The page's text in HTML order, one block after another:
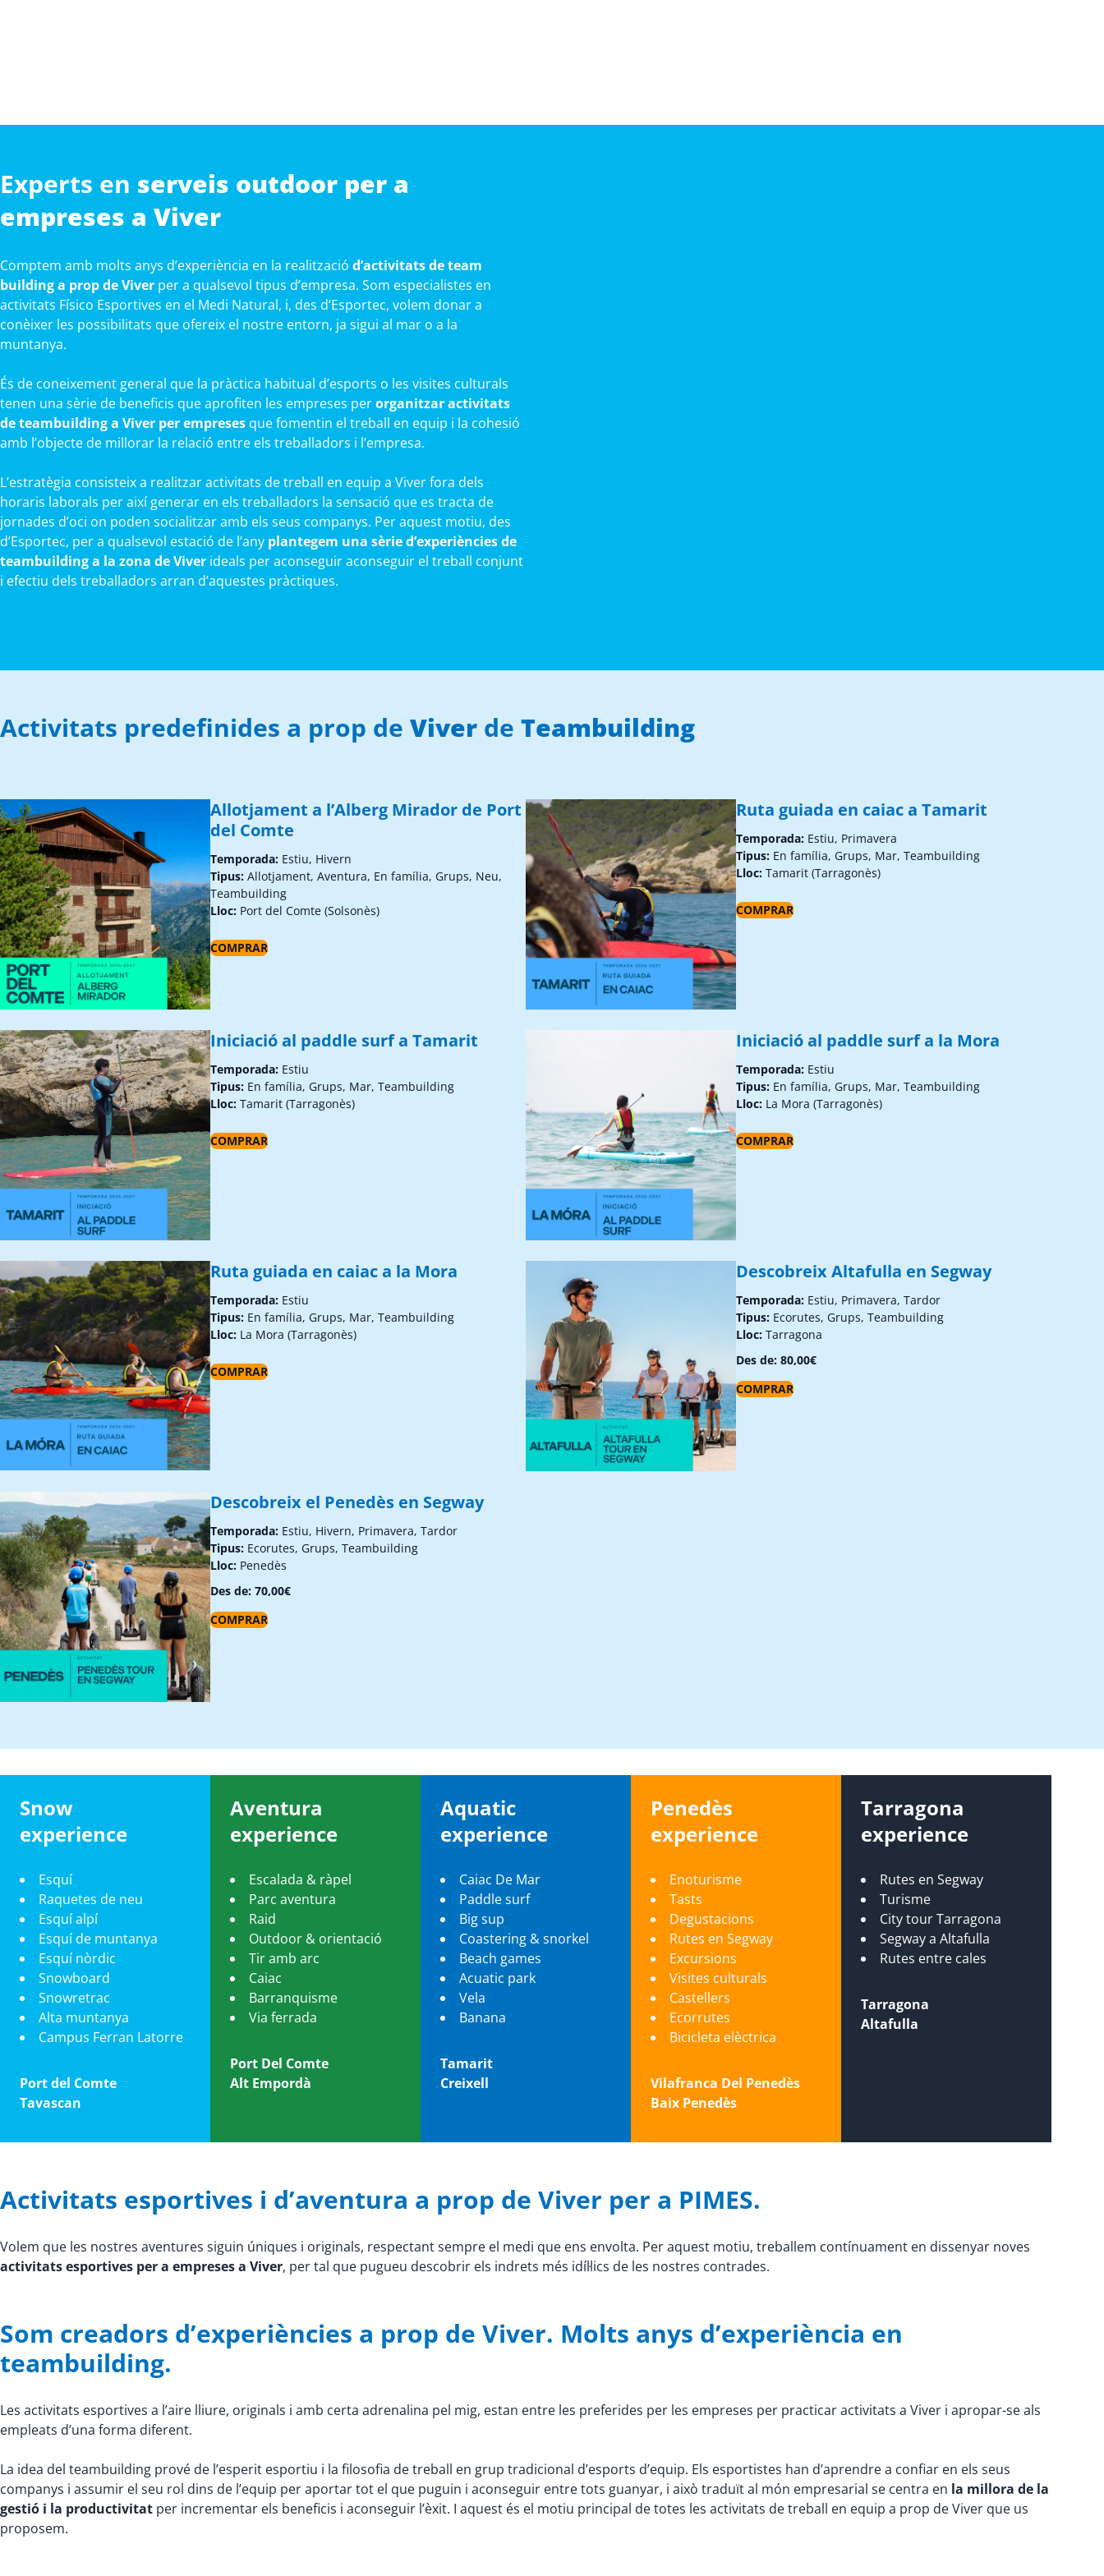
Experts en serveis outdoor per a
empreses a Viver
Comptem amb molts anys d’experiència en la realització d’activitats de team
building a prop de Viver per a qualsevol tipus d’empresa. Som especialistes en
activitats Físico Esportives en el Medi Natural, i, des d’Esportec, volem donar a
conèixer les possibilitats que ofereix el nostre entorn, ja sigui al mar o a la
muntanya.
És de coneixement general que la pràctica habitual d’esports o les visites culturals
tenen una sèrie de beneficis que aprofiten les empreses perorganitzar activitats
de teambuilding a Viver per empreses que fomentin el treball en equip i la cohesió
amb l’objecte de millorar la relació entre els treballadors i l’empresa.
L’estratègia consisteix a realitzar activitats de treball en equip a Viver fora dels
horaris laborals per així generar en els treballadors la sensació que es tracta de
jornades d’oci on poden socialitzar amb els seus companys. Per aquest motiu, des
d’Esportec, per a qualsevol estació de l’any plantegem una sèrie d’experiències de
teambuilding a la zona de Viver ideals per aconseguir aconseguir el treball conjunt
i efectiu dels treballadors arran d’aquestes pràctiques.
Activitats predefinides a prop de Viver de Teambuilding
Allotjament a l’Alberg Mirador de Port
del Comte
Temporada: Estiu, Hivern
Tipus: Allotjament, Aventura, En família, Grups, Neu,
Teambuilding
Lloc: Port del Comte (Solsonès)
COMPRAR
Ruta guiada en caiac a Tamarit
Temporada: Estiu, Primavera
Tipus: En família, Grups, Mar, Teambuilding
Lloc: Tamarit (Tarragonès)
COMPRAR
Iniciació al paddle surf a Tamarit
Temporada: Estiu
Tipus: En família, Grups, Mar, Teambuilding
Lloc: Tamarit (Tarragonès)
COMPRAR
Iniciació al paddle surf a la Mora
Temporada: Estiu
Tipus: En família, Grups, Mar, Teambuilding
Lloc: La Mora (Tarragonès)
COMPRAR
Ruta guiada en caiac a la Mora
Temporada: Estiu
Tipus: En família, Grups, Mar, Teambuilding
Lloc: La Mora (Tarragonès)
COMPRAR
Descobreix Altafulla en Segway
Temporada: Estiu, Primavera, Tardor
Tipus: Ecorutes, Grups, Teambuilding
Lloc: Tarragona
Des de: 80,00€
COMPRAR
Descobreix el Penedès en Segway
Temporada: Estiu, Hivern, Primavera, Tardor
Tipus: Ecorutes, Grups, Teambuilding
Lloc: Penedès
Des de: 70,00€
COMPRAR
Snow
experience
Esquí
Raquetes de neu
Esquí alpí
Esquí de muntanya
Esquí nòrdic
Snowboard
Snowretrac
Alta muntanya
Campus Ferran Latorre
Port del Comte
Tavascan
Aventura
experience
Escalada & ràpel
Parc aventura
Raid
Outdoor & orientació
Tir amb arc
Caiac
Barranquisme
Via ferrada
Port Del Comte
Alt Empordà
Aquatic
experience
Caiac De Mar
Paddle surf
Big sup
Coastering & snorkel
Beach games
Acuatic park
Vela
Banana
Tamarit
Creixell
Penedès
experience
Enoturisme
Tasts
Degustacions
Rutes en Segway
Excursions
Visites culturals
Castellers
Ecorrutes
Bicicleta elèctrica
Vilafranca Del Penedès
Baix Penedès
Tarragona
experience
Rutes en Segway
Turisme
City tour Tarragona
Segway a Altafulla
Rutes entre cales
Tarragona
Altafulla
Activitats esportives i d’aventura a prop de Viver per a PIMES.
Volem que les nostres aventures siguin úniques i originals, respectant sempre el medi que ens envolta. Per aquest motiu, treballem contínuament en dissenyar noves
activitats esportives per a empreses a Viver, per tal que pugueu descobrir els indrets més idíl·lics de les nostres contrades.
Som creadors d’experiències a prop de Viver. Molts anys d’experiència en
teambuilding.
Les activitats esportives a l’aire lliure, originals i amb certa adrenalina pel mig, estan entre les preferides per les empreses per practicar activitats a Viver i apropar-se als
empleats d’una forma diferent.
La idea del teambuilding prové de l’esperit esportiu i la filosofia de treball en grup tradicional d’esports d’equip. Els esportistes han d’aprendre a confiar en els seus
companys i assumir el seu rol dins de l’equip per aportar tot el que puguin i aconseguir entre tots guanyar, i això traduït al món empresarial se centra en la millora de la
gestió i la productivitat per incrementar els beneficis i aconseguir l’èxit. I aquest és el motiu principal de totes les activitats de treball en equip a prop de Viver que us
proposem.